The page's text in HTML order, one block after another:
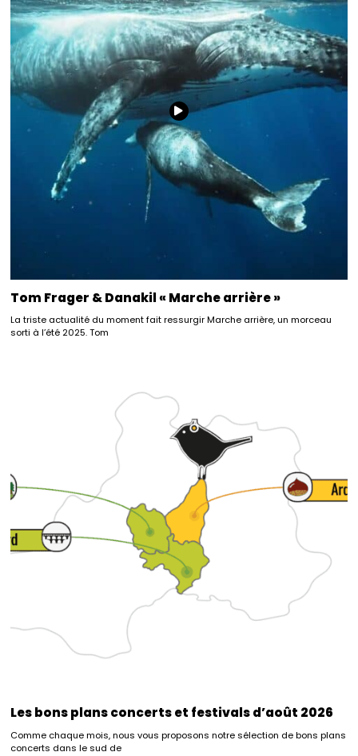
Tom Frager & Danakil « Marche arrière »
La triste actualité du moment fait ressurgir Marche arrière, un morceau
sorti à l’été 2025. Tom
Les bons plans concerts et festivals d’août 2026
Comme chaque mois, nous vous proposons notre sélection de bons plans
concerts dans le sud de